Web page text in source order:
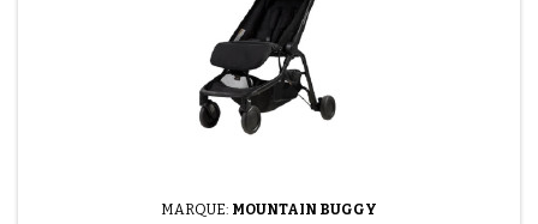
MARQUE: MOUNTAIN BUGGY